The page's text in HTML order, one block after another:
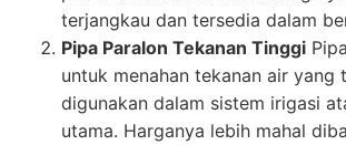
terjangkau dan tersedia dalam
Pipa Paralon Tekanan Tinggi
untuk menahan tekanan air yang
digunakan dalam sistem irigasi
utama. Harganya lebih mahal